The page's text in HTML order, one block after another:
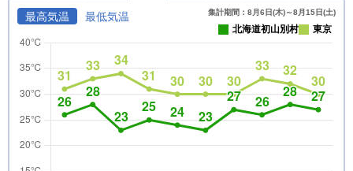
最高気温 最低気温 集計期間：8月6日(木)～8月15日(土)
北海道初山別村 東京